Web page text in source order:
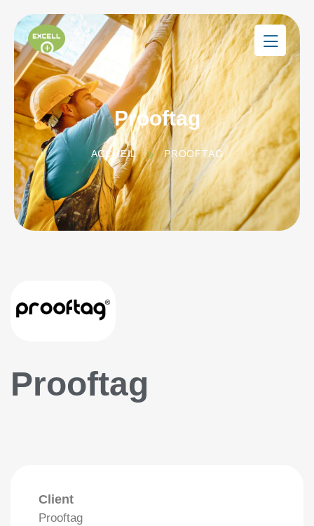
Prooftag
ACCUEIL PROOFTAG
Prooftag
Client
Prooftag